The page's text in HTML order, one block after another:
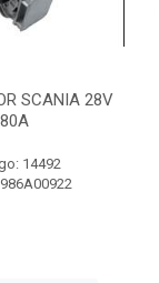
SCANIA 28V
80A
14492